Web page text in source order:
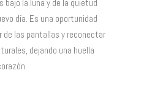
bajo la luna y de la quietud
día. Es una oportunidad
de las pantallas y reconectar
dejando una huella